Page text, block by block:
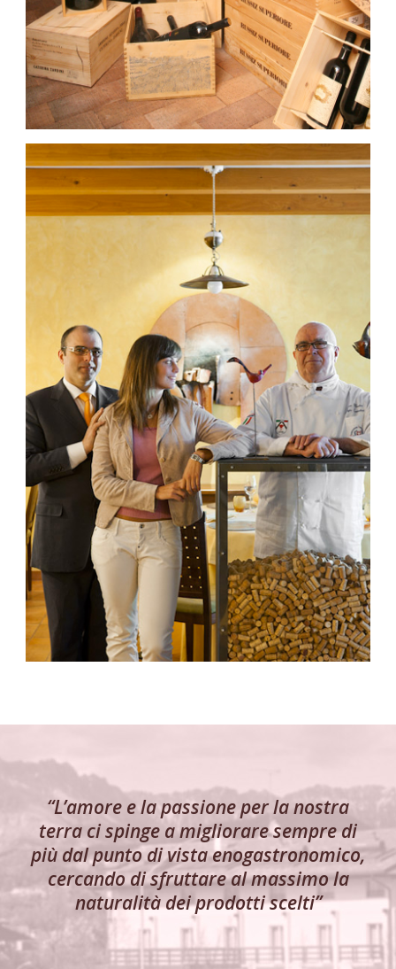
“L’amore e la passione per la nostra
terra ci spinge a migliorare sempre di
più dal punto di vista enogastronomico,
cercando di sfruttare al massimo la
naturalità dei prodotti scelti”